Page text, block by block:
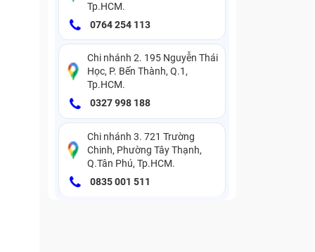
Tp.HCM.
0764 254 113
Chi nhánh 2. 195 Nguyễn Thái
Học, P. Bến Thành, Q.1,
Tp.HCM.
0327 998 188
Chi nhánh 3. 721 Trường
Chinh, Phường Tây Thạnh,
Q.Tân Phú, Tp.HCM.
0835 001 511